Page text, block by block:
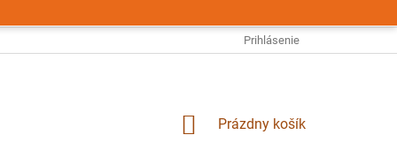
PODMIENKY OCHRANY OSOBNÝCH
Prihlásenie
NÁKUPNÝ
Prázdny košík